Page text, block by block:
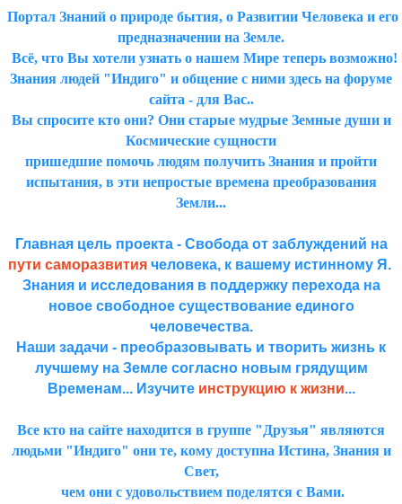
Портал Знаний о природе бытия, о Развитии Человека и его
предназначении на Земле.
Всё, что Вы хотели узнать о нашем Мире теперь возможно!
Знания людей "Индиго" и общение с ними здесь на форуме
сайта - для Вас..
Вы спросите кто они? Они старые мудрые Земные души и
Космические сущности
пришедшие помочь людям получить Знания и пройти
испытания, в эти непростые времена преобразования
Земли...
Главная цель проекта - Свобода от заблуждений на
пути саморазвитиячеловека, к вашему истинному Я.
Знания и исследования в поддержку перехода на
новое свободное существование единого
человечества.
Наши задачи - преобразовывать и творить жизнь к
лучшему на Земле согласно новым грядущим
Временам... Изучите инструкцию к жизни...
Все кто на сайте находится в группе "Друзья" являются
людьми "Индиго" они те, кому доступна Истина, Знания и
Свет,
чем они с удовольствием поделятся с Вами.